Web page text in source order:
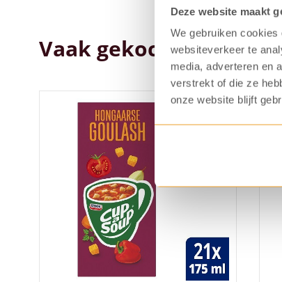
Deze website maakt
We gebruiken
websiteverkeer te
media, adverteren en
verstrekt of die ze
onze website blijft
Vaak gekocht samen